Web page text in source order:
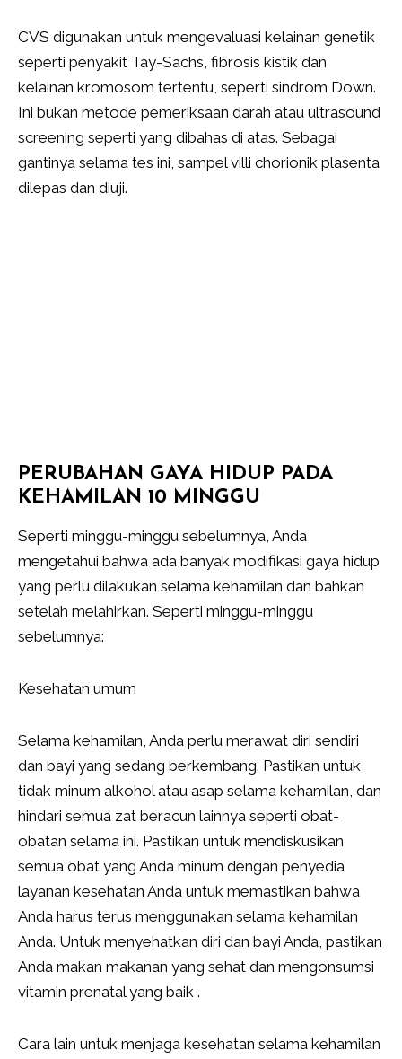
CVS digunakan untuk mengevaluasi kelainan genetik
seperti penyakit Tay-Sachs, fibrosis kistik dan
kelainan kromosom tertentu, seperti sindrom Down.
Ini bukan metode pemeriksaan darah atau ultrasound
screening seperti yang dibahas di atas. Sebagai
gantinya selama tes ini, sampel villi chorionik plasenta
dilepas dan diuji.
PERUBAHAN GAYA HIDUP PADA
KEHAMILAN 10 MINGGU
Seperti minggu-minggu sebelumnya, Anda
mengetahui bahwa ada banyak modifikasi gaya hidup
yang perlu dilakukan selama kehamilan dan bahkan
setelah melahirkan. Seperti minggu-minggu
sebelumnya:
Kesehatan umum
Selama kehamilan, Anda perlu merawat diri sendiri
dan bayi yang sedang berkembang. Pastikan untuk
tidak minum alkohol atau asap selama kehamilan, dan
hindari semua zat beracun lainnya seperti obat-
obatan selama ini. Pastikan untuk mendiskusikan
semua obat yang Anda minum dengan penyedia
layanan kesehatan Anda untuk memastikan bahwa
Anda harus terus menggunakan selama kehamilan
Anda. Untuk menyehatkan diri dan bayi Anda, pastikan
Anda makan makanan yang sehat dan mengonsumsi
vitamin prenatal yang baik .
Cara lain untuk menjaga kesehatan selama kehamilan